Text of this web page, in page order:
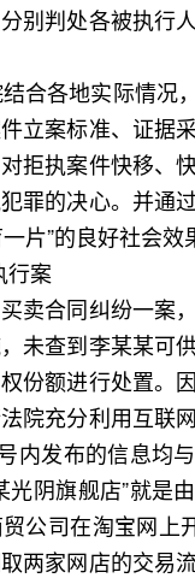
别判处各被执行
各地实际情况
立案标准、证据
拒执案件快移、
罪的决心。并通
片”的良好社会效
案
合同纠纷一案
未查到李某某可
份额进行处置。
院充分利用互联
内发布的信息均
阴旗舰店”就是
公司在淘宝网上
两家网店的交易